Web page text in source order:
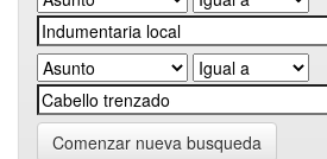
Comenzar nueva busqueda